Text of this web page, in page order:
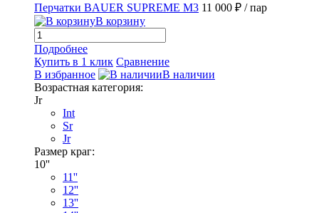
Перчатки BAUER SUPREME M3 11 000 ₽ / пар
В корзину
Подробнее
Купить в 1 клик Сравнение
В избранное
В наличии
Возрастная категория:
Jr
Int
Sr
Jr
Размер краг:
10''
11''
12''
13''